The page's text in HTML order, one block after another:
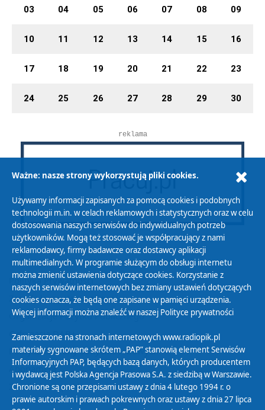
03 04 05 06 07 08 09
10 11 12 13 14 15 16
17 18 19 20 21 22 23
24 25 26 27 28 29 30
reklama
Polityka Prywatności
Zasady korzystania z Serwisu
Organizacje Pożytku Publicznego
Cyfryzacja DAB+
Polityka ochrony danych osobowych
Abonament
Zamówienia publiczne
Ważne: nasze strony wykorzystują pliki cookies.
Używamy informacji zapisanych za pomocą cookies i podobnych
technologii m.in. w celach reklamowych i statystycznych oraz w celu
dostosowania naszych serwisów do indywidualnych potrzeb
użytkowników. Mogą też stosować je współpracujący z nami
reklamodawcy, firmy badawcze oraz dostawcy aplikacji
multimedialnych. W programie służącym do obsługi internetu
można zmienić ustawienia dotyczące cookies. Korzystanie z
naszych serwisów internetowych bez zmiany ustawień dotyczących
cookies oznacza, że będą one zapisane w pamięci urządzenia.
Więcej informacji można znaleźć w naszej Polityce prywatności
Zamieszczone na stronach internetowych www.radiopik.pl
materiały sygnowane skrótem „PAP” stanowią element Serwisów
Informacyjnych PAP, będących bazą danych, których producentem
i wydawcą jest Polska Agencja Prasowa S.A. z siedzibą w Warszawie.
Chronione są one przepisami ustawy z dnia 4 lutego 1994 r. o
prawie autorskim i prawach pokrewnych oraz ustawy z dnia 27 lipca